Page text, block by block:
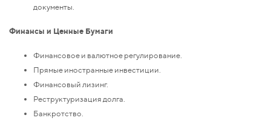
документы.
Финансы и Ценные Бумаги
Финансовое и валютное регулирование.
Прямые иностранные инвестиции.
Финансовый лизинг.
Реструктуризация долга.
Банкротство.